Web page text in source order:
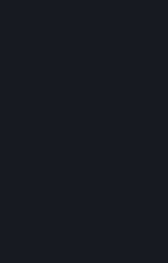
Platforma Steam
witryn, które
określonych
licencyjnych do
Użytkownikami,
ich zamawianie u
Subskrypcji”).
Community
Steam są
Rynków
upoważnia Valve,
licencjobiorca
wydawcy
Koncie
swojego Konta w